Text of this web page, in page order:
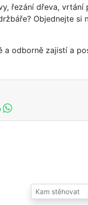
řezání dřeva, vrtání
Objednejte si
a odborně zajistí a